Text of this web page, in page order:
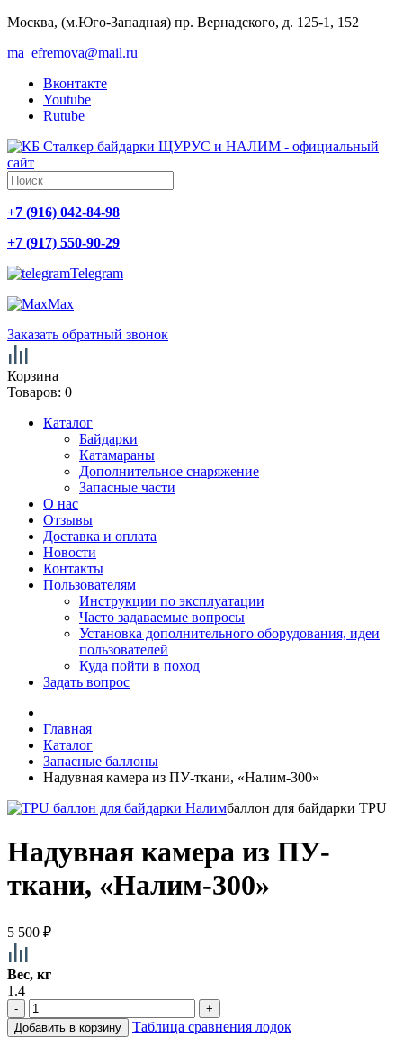
Москва, (м.Юго-Западная) пр. Вернадского, д. 125-1, 152
ma_efremova@mail.ru
Вконтакте
Youtube
Rutube
+7 (916) 042-84-98
+7 (917) 550-90-29
Telegram
Max
Заказать обратный звонок
Корзина
Товаров: 0
Каталог
Байдарки
Катамараны
Дополнительное снаряжение
Запасные части
О нас
Отзывы
Доставка и оплата
Новости
Контакты
Пользователям
Инструкции по эксплуатации
Часто задаваемые вопросы
Установка дополнительного оборудования, идеи
пользователей
Куда пойти в поход
Задать вопрос
Главная
Каталог
Запасные баллоны
Надувная камера из ПУ-ткани, «Налим-300»
баллон для байдарки TPU
Надувная камера из ПУ-
ткани, «Налим-300»
5 500 ₽
Вес, кг
1.4
- +
Таблица сравнения лодок